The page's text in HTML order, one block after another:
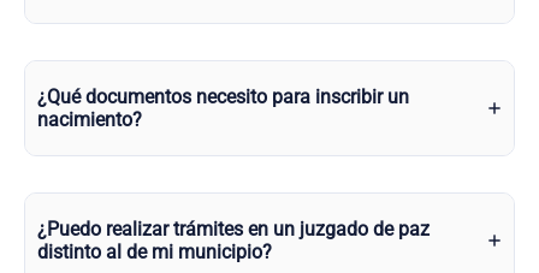
¿Qué documentos necesito para inscribir un
nacimiento?
¿Puedo realizar trámites en un juzgado de paz
distinto al de mi municipio?